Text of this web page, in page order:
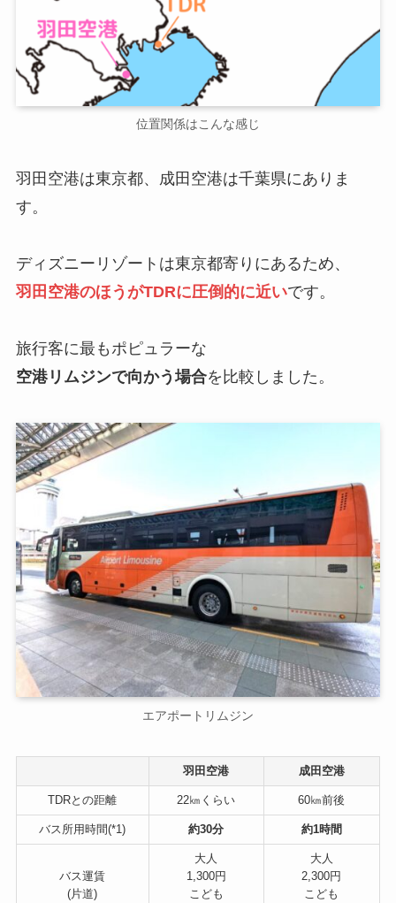
位置関係はこんな感じ
羽田空港は東京都、成田空港は千葉県にありま
す。
ディズニーリゾートは東京都寄りにあるため、
羽田空港のほうがTDRに圧倒的に近いです。
旅行客に最もポピュラーな
空港リムジンで向かう場合を比較しました。
エアポートリムジン
羽田空港 成田空港
TDRとの距離 22㎞くらい 60㎞前後
バス所用時間(*1) 約30分 約1時間
バス運賃
(片道)
大人
1,300円
こども
大人
2,300円
こども